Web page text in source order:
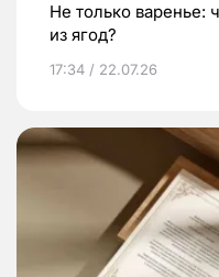
Не только варенье:
из ягод?
17:34 / 22.07.26